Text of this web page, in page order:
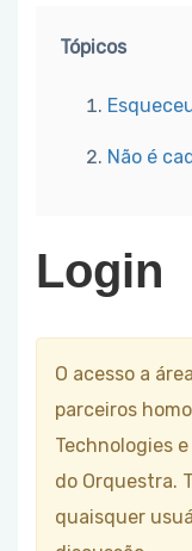
Tópicos
Não é
Login
O acesso a
parceiros
Technologies
do Orquestra.
quaisquer